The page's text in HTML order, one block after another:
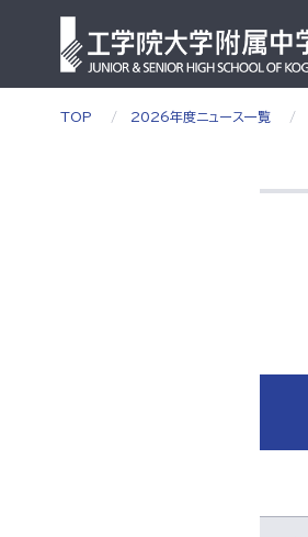
TOP 2026年度ニュース一覧